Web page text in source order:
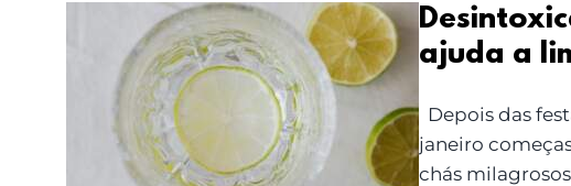
Desintoxicar sem
extremos: o que ajuda
a limpar o corpo
ajuda a
Depois das
janeiro
chás